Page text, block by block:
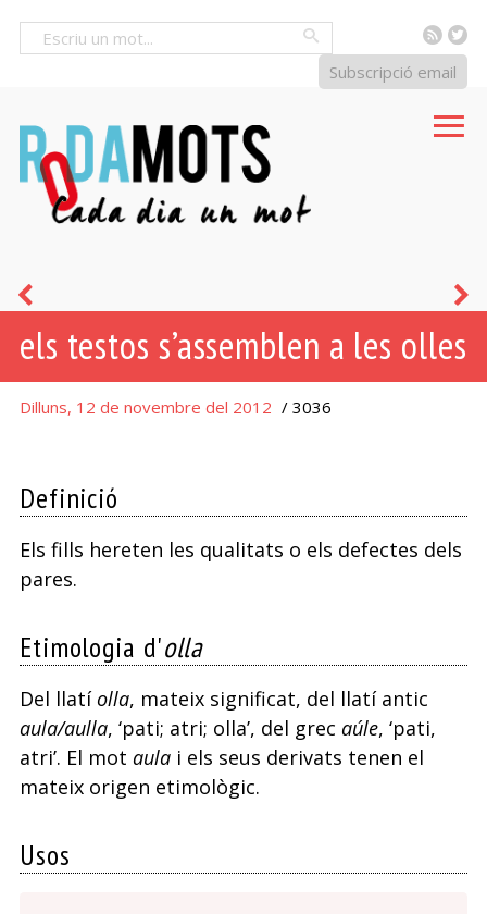
RSS
Subscripció email
els testos s’assemblen a les olles
Dilluns, 12 de novembre del 2012 / 3036
Definició
Els fills hereten les qualitats o els defectes dels
pares.
Etimologia d'olla
Del llatíolla, mateix significat, del llatí antic
aula/aulla, ‘pati; atri; olla’, del grec aúle, ‘pati,
atri’. El mot aulai els seus derivats tenen el
mateix origen etimològic.
Usos
hoste
-
essa